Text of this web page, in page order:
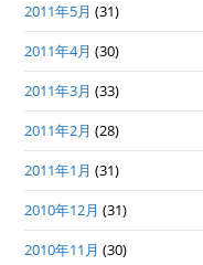
2011年5月 (31)
2011年4月 (30)
2011年3月 (33)
2011年2月 (28)
2011年1月 (31)
2010年12月 (31)
2010年11月 (30)